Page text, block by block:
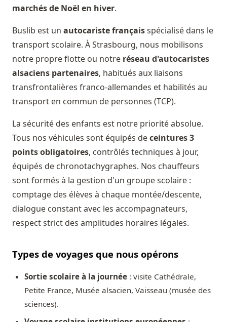
marchés de Noël en hiver.
Buslib est un autocariste françaisspécialisé dans le
transport scolaire. À Strasbourg, nous mobilisons
notre propre flotte ou notre réseau d'autocaristes
alsaciens partenaires, habitués aux liaisons
transfrontalières franco-allemandes et habilités au
transport en commun de personnes (TCP).
La sécurité des enfants est notre priorité absolue.
Tous nos véhicules sont équipés deceintures 3
points obligatoires, contrôlés techniques à jour,
équipés de chronotachygraphes. Nos chauffeurs
sont formés à la gestion d'un groupe scolaire :
comptage des élèves à chaque montée/descente,
dialogue constant avec les accompagnateurs,
respect strict des amplitudes horaires légales.
Types de voyages que nous opérons
Sortie scolaire à la journée : visite Cathédrale,
Petite France, Musée alsacien, Vaisseau (musée des
sciences).